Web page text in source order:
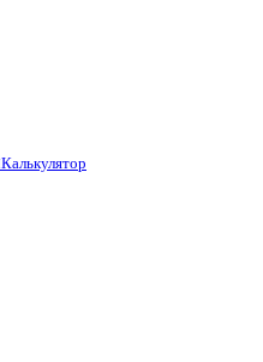
Калькулятор